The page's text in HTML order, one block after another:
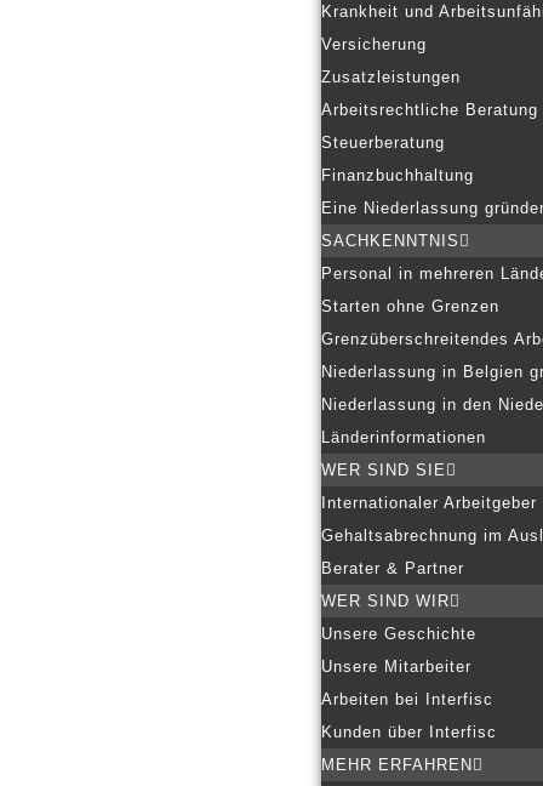
Krankheit und
Versicherung
Zusatzleistungen
Arbeitsrechtliche Beratung
Steuerberatung
Finanzbuchhaltung
Eine Niederlassung
SACHKENNTNIS
Personal in mehreren
Starten ohne Grenzen
Grenzüberschreitendes
Niederlassung in Belgien
Niederlassung in den
Länderinformationen
WER SIND SIE
Internationaler Arbeitgeber
Gehaltsabrechnung im
Berater & Partner
WER SIND WIR
Unsere Geschichte
Unsere Mitarbeiter
Arbeiten bei Interfisc
Kunden über Interfisc
MEHR ERFAHREN